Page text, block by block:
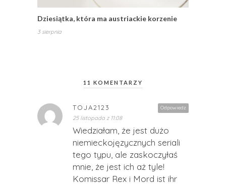
Dziesiątka, która ma austriackie korzenie
3 sierpnia
11 KOMENTARZY
Odpowiedz
TOJA2123
25 listopada z 11:08
Wiedziałam, że jest dużo
niemieckojęzycznych seriali
tego typu, ale zaskoczyłaś
mnie, że jest ich aż tyle!
Komissar Rex i Mord ist ihr